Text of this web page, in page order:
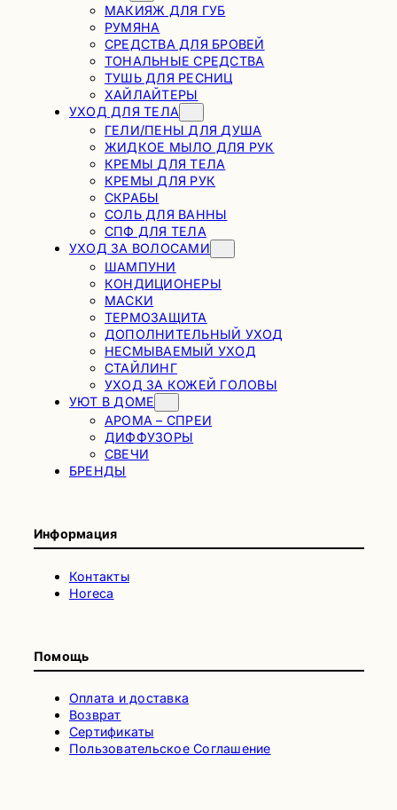
МАКИЯЖ ДЛЯ ГУБ
РУМЯНА
СРЕДСТВА ДЛЯ БРОВЕЙ
ТОНАЛЬНЫЕ СРЕДСТВА
ТУШЬ ДЛЯ РЕСНИЦ
ХАЙЛАЙТЕРЫ
УХОД ДЛЯ ТЕЛА
ГЕЛИ/ПЕНЫ ДЛЯ ДУША
ЖИДКОЕ МЫЛО ДЛЯ РУК
КРЕМЫ ДЛЯ ТЕЛА
КРЕМЫ ДЛЯ РУК
СКРАБЫ
СОЛЬ ДЛЯ ВАННЫ
СПФ ДЛЯ ТЕЛА
УХОД ЗА ВОЛОСАМИ
ШАМПУНИ
КОНДИЦИОНЕРЫ
МАСКИ
ТЕРМОЗАЩИТА
ДОПОЛНИТЕЛЬНЫЙ УХОД
НЕСМЫВАЕМЫЙ УХОД
СТАЙЛИНГ
УХОД ЗА КОЖЕЙ ГОЛОВЫ
УЮТ В ДОМЕ
АРОМА – СПРЕИ
ДИФФУЗОРЫ
СВЕЧИ
БРЕНДЫ
Информация
Контакты
Horeca
Помощь
Оплата и доставка
Возврат
Сертификаты
Пользовательское Соглашение